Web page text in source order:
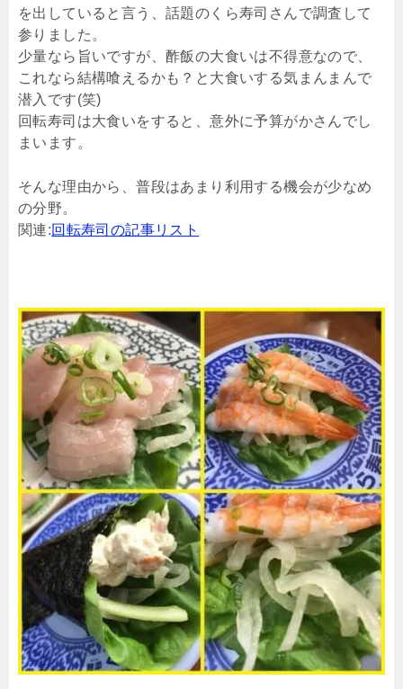
を出していると言う、話題のくら寿司さんで調査して
参りました。
少量なら旨いですが、酢飯の大食いは不得意なので、
これなら結構喰えるかも？と大食いする気まんまんで
潜入です(笑)
回転寿司は大食いをすると、意外に予算がかさんでし
まいます。
そんな理由から、普段はあまり利用する機会が少なめ
の分野。
関連:回転寿司の記事リスト